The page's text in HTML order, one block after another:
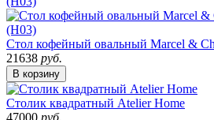
Стол кофейный овальный Marcel &
21638 руб.
В корзину
Столик квадратный Atelier Home
47000 руб.